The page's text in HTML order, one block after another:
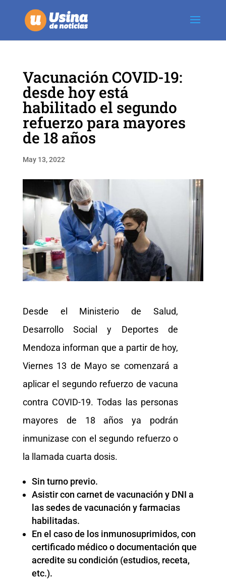
Vacunación COVID-19:
desde hoy está
habilitado el segundo
refuerzo para mayores
de 18 años
May 13, 2022
Desde el Ministerio de Salud,
Desarrollo Social y Deportes de
Mendoza informan que a partir de hoy,
Viernes 13 de Mayo se comenzará a
aplicar el segundo refuerzo de vacuna
contra COVID-19. Todas las personas
mayores de 18 años ya podrán
inmunizase con el segundo refuerzo o
la llamada cuarta dosis.
Sin turno previo.
Asistir con carnet de vacunación y DNI a
las sedes de vacunación y farmacias
habilitadas.
En el caso de los inmunosuprimidos, con
certificado médico o documentación que
acredite su condición (estudios, receta,
etc.).